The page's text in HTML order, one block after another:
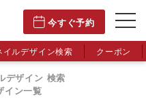
今すぐ予約
イルデザイン検索 クーポン
デザイン 検索
イン一覧